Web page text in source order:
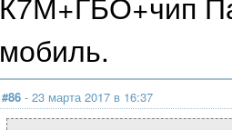
мобиль.
#86 - 23 марта 2017 в 16:37